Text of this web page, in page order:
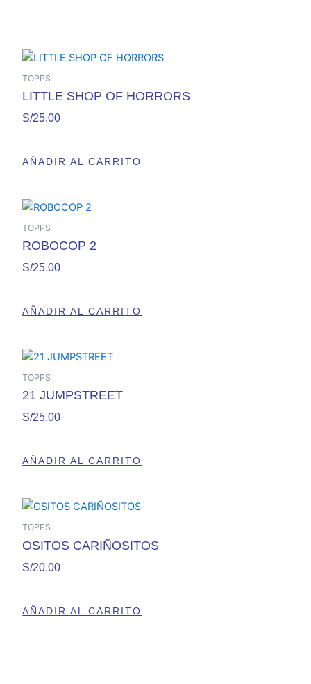
TOPPS
LITTLE SHOP OF HORRORS
S/25.00
AÑADIR AL CARRITO
TOPPS
ROBOCOP 2
S/25.00
AÑADIR AL CARRITO
TOPPS
21 JUMPSTREET
S/25.00
AÑADIR AL CARRITO
TOPPS
OSITOS CARIÑOSITOS
S/20.00
AÑADIR AL CARRITO